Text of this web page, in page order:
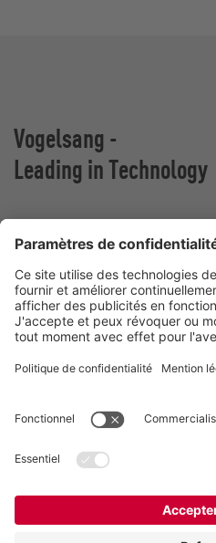
Vogelsang -
Leading in Technology
VOGELSANG BELGIUM N.V.
Slingerstraat 50
8820 Torhout
Belgique
Téléphone:+32 51 81 96 40